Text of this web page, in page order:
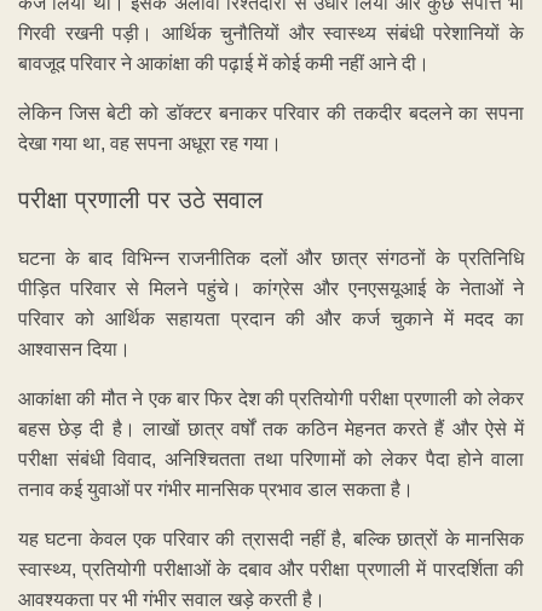
गिरवी रखनी पड़ी। आर्थिक चुनौतियों और स्वास्थ्य संबंधी परेशानियों के
बावजूद परिवार ने आकांक्षा की पढ़ाई में कोई कमी नहीं आने दी।
लेकिन जिस बेटी को डॉक्टर बनाकर परिवार की तकदीर बदलने का सपना
देखा गया था, वह सपना अधूरा रह गया।
परीक्षा प्रणाली पर उठे सवाल
घटना के बाद विभिन्न राजनीतिक दलों और छात्र संगठनों के प्रतिनिधि
पीड़ित परिवार से मिलने पहुंचे। कांग्रेस और एनएसयूआई के नेताओं ने
परिवार को आर्थिक सहायता प्रदान की और कर्ज चुकाने में मदद का
आश्वासन दिया।
आकांक्षा की मौत ने एक बार फिर देश की प्रतियोगी परीक्षा प्रणाली को लेकर
बहस छेड़ दी है। लाखों छात्र वर्षों तक कठिन मेहनत करते हैं और ऐसे में
परीक्षा संबंधी विवाद, अनिश्चितता तथा परिणामों को लेकर पैदा होने वाला
तनाव कई युवाओं पर गंभीर मानसिक प्रभाव डाल सकता है।
यह घटना केवल एक परिवार की त्रासदी नहीं है, बल्कि छात्रों के मानसिक
स्वास्थ्य, प्रतियोगी परीक्षाओं के दबाव और परीक्षा प्रणाली में पारदर्शिता की
आवश्यकता पर भी गंभीर सवाल खड़े करती है।